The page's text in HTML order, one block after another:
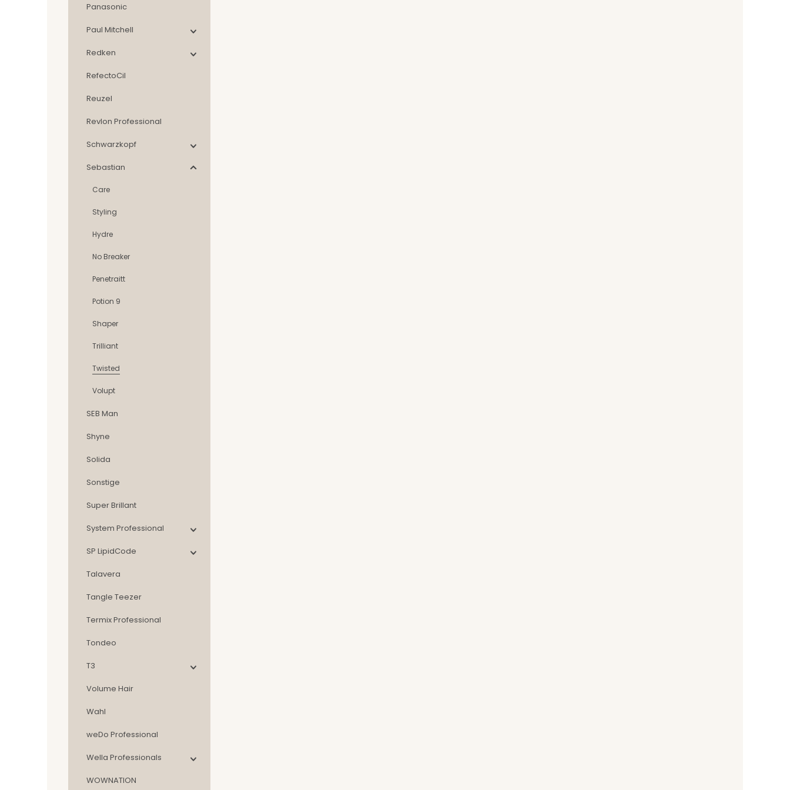
Panasonic
Paul Mitchell
Redken
RefectoCil
Reuzel
Revlon Professional
Schwarzkopf
Sebastian
Care
Styling
Hydre
No Breaker
Penetraitt
Potion 9
Shaper
Trilliant
Twisted
Volupt
SEB Man
Shyne
Solida
Sonstige
Super Brillant
System Professional
SP LipidCode
Talavera
Tangle Teezer
Termix Professional
Tondeo
T3
Volume Hair
Wahl
weDo Professional
Wella Professionals
WOWNATION